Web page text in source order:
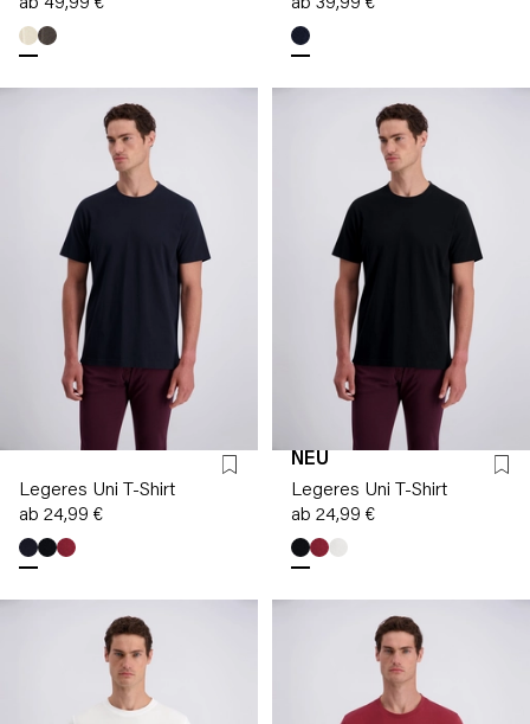
ab 49,99 €
ab 39,99 €
Legeres Uni T-Shirt
ab 24,99 €
NEU
Legeres Uni T-Shirt
ab 24,99 €